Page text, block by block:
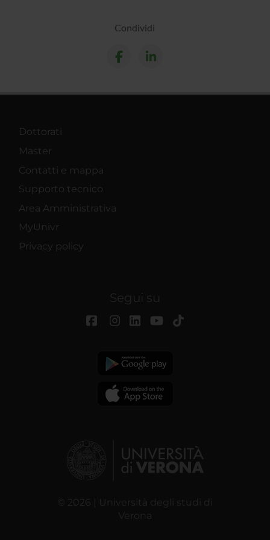
Condividi
Dottorati
Master
Contatti e mappa
Supporto tecnico
Area Amministrativa
MyUnivr
Privacy policy
Segui su
© 2026 | Università degli studi di
Verona